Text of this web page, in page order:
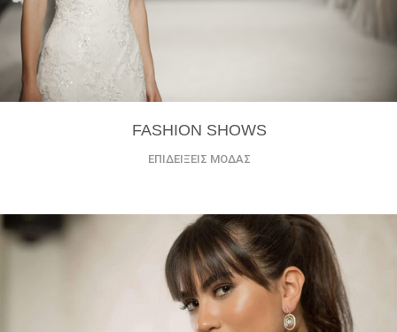
FASHION SHOWS
ΕΠΙΔΕΙΞΕΙΣ ΜΟΔΑΣ